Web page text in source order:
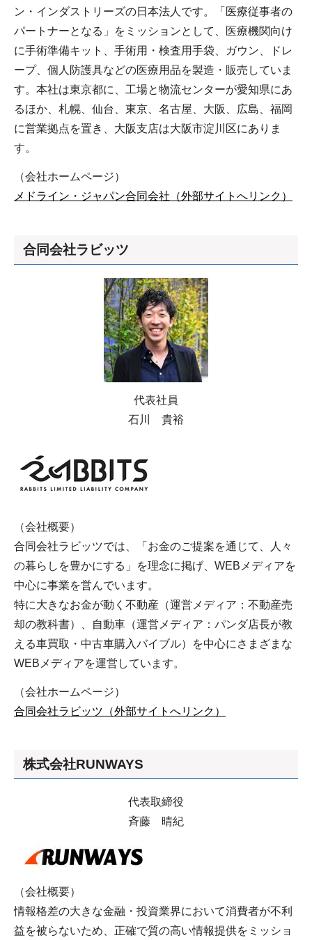
ン・インダストリーズの⽇本法⼈です。「医療従事者の
パートナーとなる」をミッションとして、医療機関向け
に⼿術準備キット、⼿術⽤・検査⽤⼿袋、ガウン、ドレ
ープ、個⼈防護具などの医療⽤品を製造・販売していま
す。本社は東京都に、工場と物流センターが愛知県にあ
るほか、札幌、仙台、東京、名古屋、大阪、広島、福岡
に営業拠点を置き、大阪支店は大阪市淀川区にありま
す。
（会社ホームページ）
メドライン・ジャパン合同会社（外部サイトへリンク）
合同会社ラビッツ
代表社員
石川 貴裕
（会社概要）
合同会社ラビッツでは、「お金のご提案を通じて、人々
の暮らしを豊かにする」を理念に掲げ、WEBメディアを
中心に事業を営んでいます。
特に大きなお金が動く不動産（運営メディア：不動産売
却の教科書）、自動車（運営メディア：パンダ店長が教
える車買取・中古車購入バイブル）を中心にさまざまな
WEBメディアを運営しています。
（会社ホームページ）
合同会社ラビッツ（外部サイトへリンク）
株式会社RUNWAYS
代表取締役
斉藤 晴紀
（会社概要）
情報格差の大きな金融・投資業界において消費者が不利
益を被らないため、正確で質の高い情報提供をミッショ